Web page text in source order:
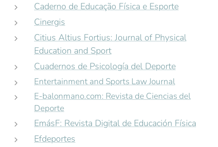
Caderno de Educação Física e Esporte
Cinergis
Citius Altius Fortius: Journal of Physical
Education and Sport
Cuadernos de Psicología del Deporte
Entertainment and Sports Law Journal
E-balonmano.com: Revista de Ciencias del
Deporte
EmásF: Revista Digital de Educación Física
Efdeportes